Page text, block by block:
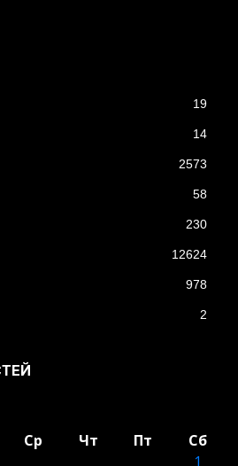
19
14
2573
58
230
12624
978
2
Ср Чт Пт
Сб
1